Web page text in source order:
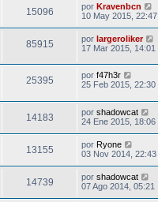
15096 por Kravenbcn
10 May 2015, 22:47
85915 por largeroliker
17 Mar 2015, 14:01
25395 por f47h3r
25 Feb 2015, 22:30
14183 por shadowcat
24 Ene 2015, 18:06
13155 por Ryone
03 Nov 2014, 22:43
14739 por shadowcat
07 Ago 2014, 05:21